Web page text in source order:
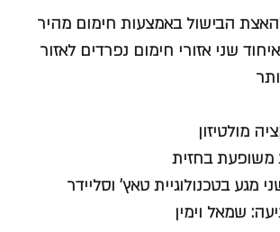
הבישול באמצעות חימום מהיר
שני אזורי חימום נפרדים לאזור
מולטיזון
משופעת בחזית
מגע בטכנולוגיית טאץ' וסליידר
שמאל וימין